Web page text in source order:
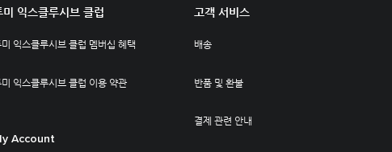
미 익스클루시브 클럽
익스클루시브 클럽 멤버십 혜택
익스클루시브 클럽 이용 약관
Account
고객 서비스
배송
반품 및 환불
결제 관련 안내